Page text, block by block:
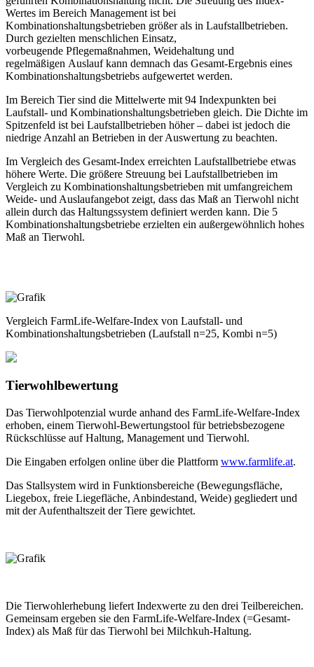
Wertes im Bereich Management ist bei
Kombinationshaltungsbetrieben größer als in Laufstallbetrieben.
Durch gezielten menschlichen Einsatz,
vorbeugende Pflegemaßnahmen, Weidehaltung und
regelmäßigen Auslauf kann demnach das Gesamt-Ergebnis eines
Kombinationshaltungsbetriebs aufgewertet werden.
Im Bereich Tier sind die Mittelwerte mit 94 Indexpunkten bei
Laufstall- und Kombinationshaltungsbetrieben gleich. Die Dichte im
Spitzenfeld ist bei Laufstallbetrieben höher – dabei ist jedoch die
niedrige Anzahl an Betrieben in der Auswertung zu beachten.
Im Vergleich des Gesamt-Index erreichten Laufstallbetriebe etwas
höhere Werte. Die größere Streuung bei Laufstallbetrieben im
Vergleich zu Kombinationshaltungsbetrieben mit umfangreichem
Weide- und Auslaufangebot zeigt, dass das Maß an Tierwohl nicht
allein durch das Haltungssystem definiert werden kann. Die 5
Kombinationshaltungsbetriebe erzielten ein außergewöhnlich hohes
Maß an Tierwohl.
Vergleich FarmLife-Welfare-Index von Laufstall- und
Kombinationshaltungsbetrieben (Laufstall n=25, Kombi n=5)
Tierwohlbewertung
Das Tierwohlpotenzial wurde anhand des FarmLife-Welfare-Index
erhoben, einem Tierwohl-Bewertungstool für betriebsbezogene
Rückschlüsse auf Haltung, Management und Tierwohl.
Die Eingaben erfolgen online über die Plattform www.farmlife.at.
Das Stallsystem wird in Funktionsbereiche (Bewegungsfläche,
Liegebox, freie Liegefläche, Anbindestand, Weide) gegliedert und
mit der Aufenthaltszeit der Tiere gewichtet.
Die Tierwohlerhebung liefert Indexwerte zu den drei Teilbereichen.
Gemeinsam ergeben sie den FarmLife-Welfare-Index (=Gesamt-
Index) als Maß für das Tierwohl bei Milchkuh-Haltung.